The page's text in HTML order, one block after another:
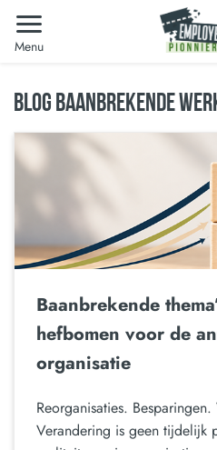
Menu
BLOG BAANBREKENDE
Baanbrekende
hefbomen voor de
organisatie
Reorganisaties.
Verandering is geen tijdelijk